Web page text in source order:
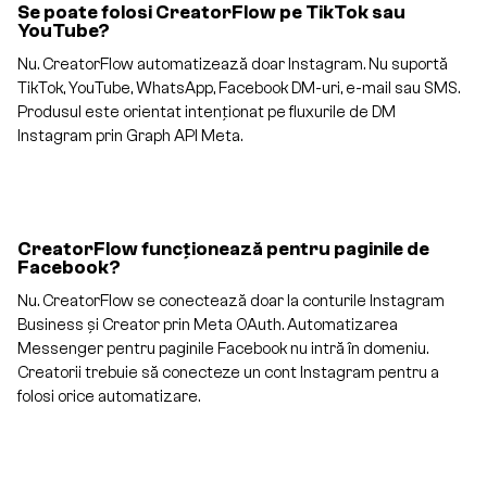
Se poate folosi CreatorFlow pe TikTok sau
YouTube?
Nu. CreatorFlow automatizează doar Instagram. Nu suportă
TikTok, YouTube, WhatsApp, Facebook DM-uri, e-mail sau SMS.
Produsul este orientat intenționat pe fluxurile de DM
Instagram prin Graph API Meta.
CreatorFlow funcționează pentru paginile de
Facebook?
Nu. CreatorFlow se conectează doar la conturile Instagram
Business și Creator prin Meta OAuth. Automatizarea
Messenger pentru paginile Facebook nu intră în domeniu.
Creatorii trebuie să conecteze un cont Instagram pentru a
folosi orice automatizare.